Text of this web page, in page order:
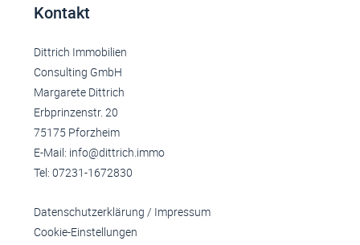
Kontakt
Dittrich Immobilien
Consulting GmbH
Margarete Dittrich
Erbprinzenstr. 20
75175 Pforzheim
E-Mail: info@dittrich.immo
Tel: 07231-1672830
Datenschutzerklärung / Impressum
Cookie-Einstellungen